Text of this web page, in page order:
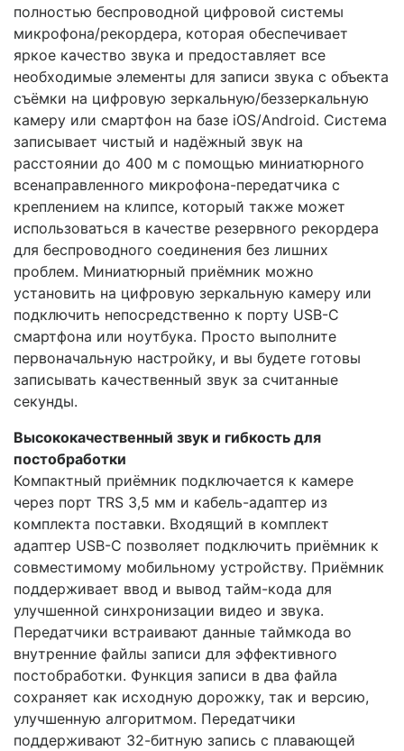
полностью беспроводной цифровой системы
микрофона/рекордера, которая обеспечивает
яркое качество звука и предоставляет все
необходимые элементы для записи звука с объекта
съёмки на цифровую зеркальную/беззеркальную
камеру или смартфон на базе iOS/Android. Система
записывает чистый и надёжный звук на
расстоянии до 400 м с помощью миниатюрного
всенаправленного микрофона-передатчика с
креплением на клипсе, который также может
использоваться в качестве резервного рекордера
для беспроводного соединения без лишних
проблем. Миниатюрный приёмник можно
установить на цифровую зеркальную камеру или
подключить непосредственно к порту USB-C
смартфона или ноутбука. Просто выполните
первоначальную настройку, и вы будете готовы
записывать качественный звук за считанные
секунды.
Высококачественный звук и гибкость для
постобработки
Компактный приёмник подключается к камере
через порт TRS 3,5 мм и кабель-адаптер из
комплекта поставки. Входящий в комплект
адаптер USB-C позволяет подключить приёмник к
совместимому мобильному устройству. Приёмник
поддерживает ввод и вывод тайм-кода для
улучшенной синхронизации видео и звука.
Передатчики встраивают данные таймкода во
внутренние файлы записи для эффективного
постобработки. Функция записи в два файла
сохраняет как исходную дорожку, так и версию,
улучшенную алгоритмом. Передатчики
поддерживают 32-битную запись с плавающей